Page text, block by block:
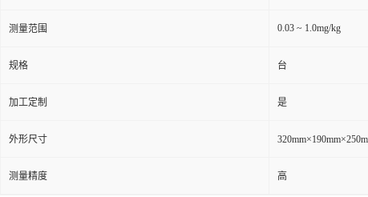
测量范围 0.03 ~ 1.0mg/kg
规格 台
加工定制 是
外形尺寸
测量精度 高